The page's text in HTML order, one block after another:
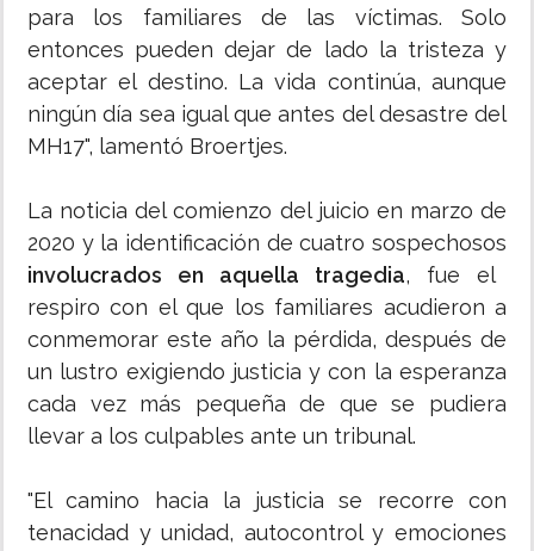
para los familiares de las víctimas. Solo
entonces pueden dejar de lado la tristeza y
aceptar el destino. La vida continúa, aunque
ningún día sea igual que antes del desastre del
MH17", lamentó Broertjes.
La noticia del comienzo del juicio en marzo de
2020 y la identificación de cuatro sospechosos
involucrados en aquella tragedia, fue el
respiro con el que los familiares acudieron a
conmemorar este año la pérdida, después de
un lustro exigiendo justicia y con la esperanza
cada vez más pequeña de que se pudiera
llevar a los culpables ante un tribunal.
"El camino hacia la justicia se recorre con
tenacidad y unidad, autocontrol y emociones